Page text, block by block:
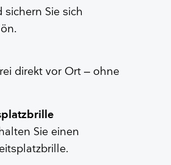
sichern Sie sich
direkt vor Ort – ohne
Sie einen